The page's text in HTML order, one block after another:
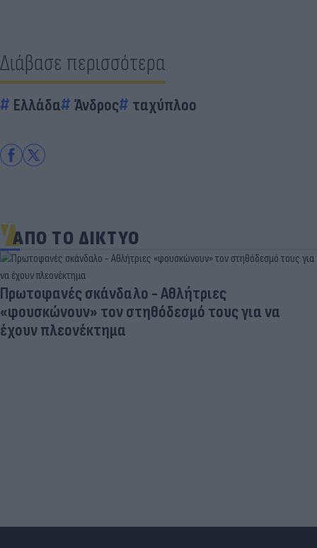
Διάβασε περισσότερα
Ελλάδα Άνδρος ταχύπλοο
ΑΠΟ ΤΟ ΔΙΚΤΥΟ
Πρωτοφανές σκάνδαλο - Aθλήτριες
«φουσκώνουν» τον στηθόδεσμό τους για να
έχουν πλεονέκτημα